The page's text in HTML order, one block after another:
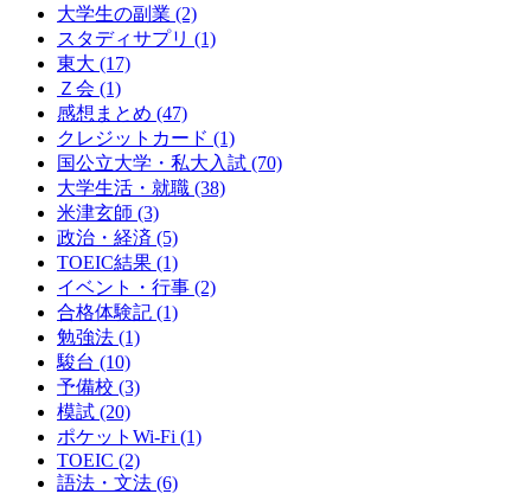
大学生の副業 (2)
スタディサプリ (1)
東大 (17)
Ｚ会 (1)
感想まとめ (47)
クレジットカード (1)
国公立大学・私大入試 (70)
大学生活・就職 (38)
米津玄師 (3)
政治・経済 (5)
TOEIC結果 (1)
イベント・行事 (2)
合格体験記 (1)
勉強法 (1)
駿台 (10)
予備校 (3)
模試 (20)
ポケットWi-Fi (1)
TOEIC (2)
語法・文法 (6)